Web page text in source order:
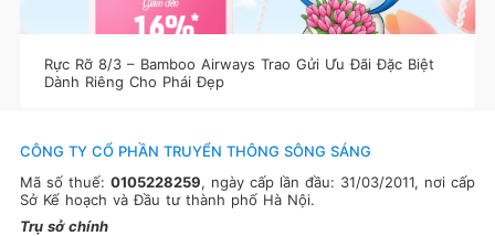
Rực Rỡ 8/3 – Bamboo Airways Trao Gửi Ưu Đãi Đặc Biệt
Dành Riêng Cho Phái Đẹp
CÔNG TY CỔ PHẦN TRUYỂN THÔNG SÔNG SÁNG
Mã số thuế: 0105228259, ngày cấp lần đầu: 31/03/2011, nơi cấp
Sở Kế hoạch và Đầu tư thành phố Hà Nội.
Trụ sở chính